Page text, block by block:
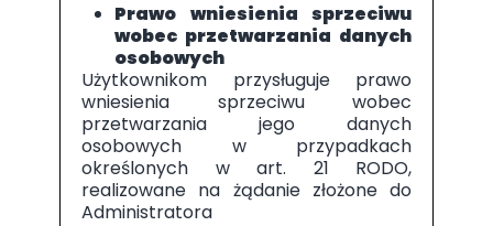
Prawo wniesienia sprzeciwu
wobec przetwarzania danych
osobowych
Użytkownikom przysługuje prawo
wniesienia sprzeciwu wobec
przetwarzania jego danych
osobowych w przypadkach
określonych w art. 21 RODO,
realizowane na żądanie złożone do
Administratora